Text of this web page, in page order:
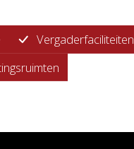
Vergaderfaciliteiten